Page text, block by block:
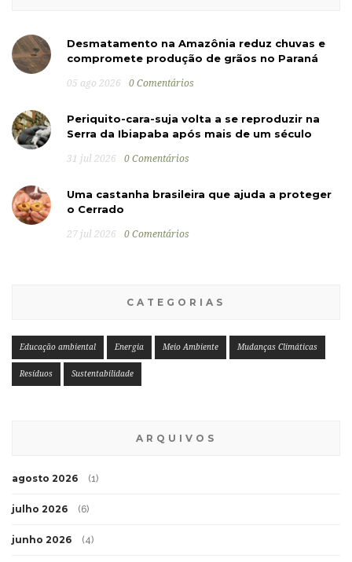
Desmatamento na Amazônia reduz chuvas e
compromete produção de grãos no Paraná
05 ago 2026 0 Comentários
Periquito-cara-suja volta a se reproduzir na
Serra da Ibiapaba após mais de um século
31 jul 2026 0 Comentários
Uma castanha brasileira que ajuda a proteger
o Cerrado
27 jul 2026 0 Comentários
CATEGORIAS
Educação ambiental Energia Meio Ambiente Mudanças Climáticas
Resíduos Sustentabilidade
ARQUIVOS
agosto 2026 (1)
julho 2026 (6)
junho 2026 (4)